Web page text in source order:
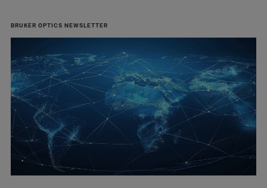
BRUKER OPTICS NEWSLETTER